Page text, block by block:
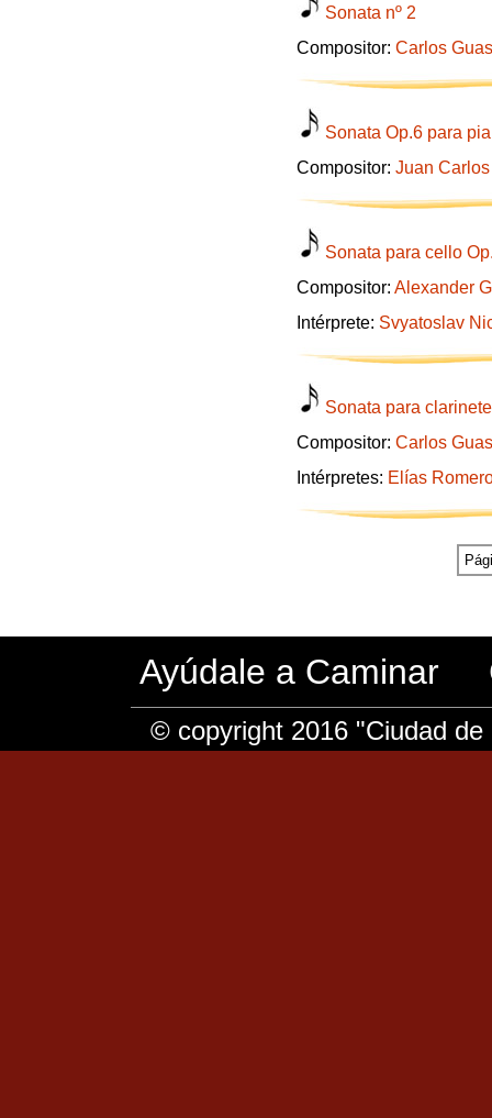
Sonata nº 2
Compositor: Carlos
Sonata Op.6 para
Compositor: Juan
Sonata para cello
Compositor: Alexander
Intérprete: Svyatoslav
Sonata para
Compositor: Carlos
Intérpretes: Elías
Ayúdale a Caminar
© copyright 2016 "Ciudad